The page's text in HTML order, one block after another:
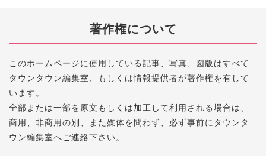
著作権について
このホームページに使用している記事、写真、図版はすべて
タウンタウン編集室、もしくは情報提供者が著作権を有して
います。
全部または一部を原文もしくは加工して利用される場合は、
商用、非商用の別、また媒体を問わず、必ず事前にタウンタ
ウン編集室へご連絡下さい。